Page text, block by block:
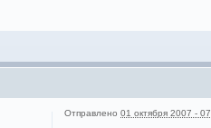
Отправлено 01 октября 2007 -